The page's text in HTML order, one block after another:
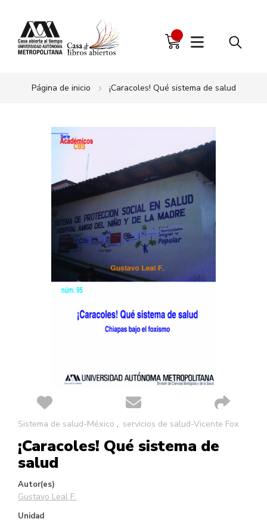
Página de inicio ¡Caracoles! Qué sistema de salud
Saltar
comienzo
galería
imágenes
Sistema de salud-México servicios de salud-Vicente Fox
¡Caracoles! Qué sistema de
salud
Autor(es)
Gustavo Leal F.
Unidad